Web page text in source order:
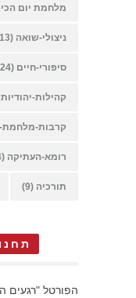
מלחמת יום
ניצולי-שואה (13)
סיפורי-חיים (24)
קהילות-יהודיות
קרבות-מלחמת-
רומא-העתיקה (14)
תורכיה (9)
הפורטל "רגעים